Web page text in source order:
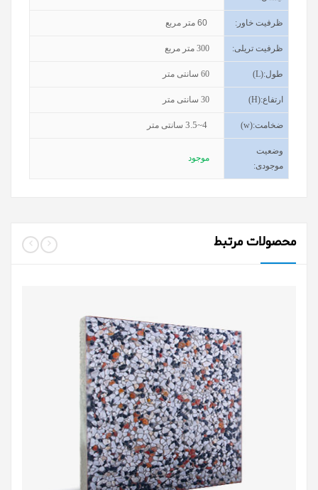
ظرفیت خاور :
60 متر مربع
ظرفیت تریلی:
300 متر مربع
طول(L):
60 سانتی متر
ارتفاع(H):
30 سانتی متر
ضخامت(w):
3.5~4 سانتی متر
وضعیت
موجودی:
موجود
محصولات مرتبط